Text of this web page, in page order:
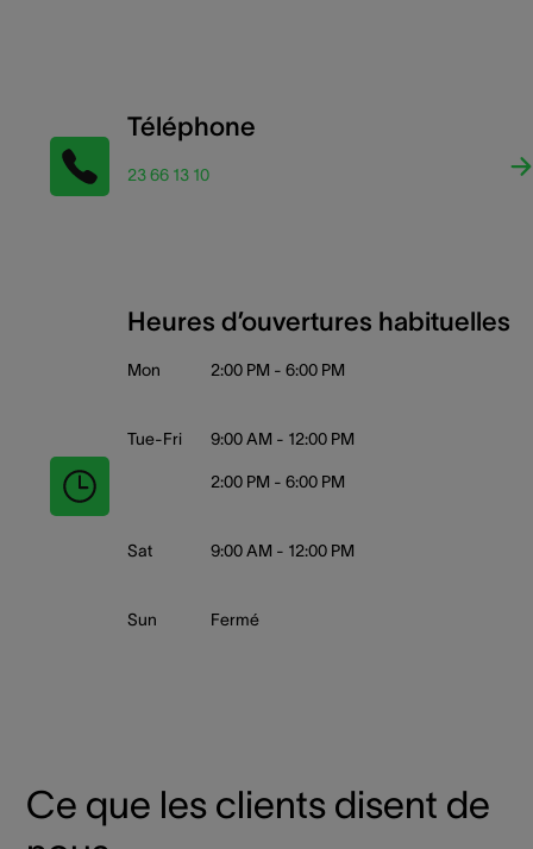
Téléphone
23 66 13 10
Heures d’ouvertures habituelles
Mon 2:00 PM - 6:00 PM
Tue-Fri 9:00 AM - 12:00 PM
2:00 PM - 6:00 PM
Sat 9:00 AM - 12:00 PM
Sun Fermé
Ce que les clients disent de